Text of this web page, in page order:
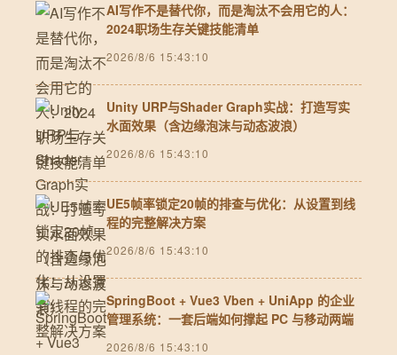
AI写作不是替代你，而是淘汰不会用它的人：
2024职场生存关键技能清单
2026/8/6 15:43:10
Unity URP与Shader Graph实战：打造写实
水面效果（含边缘泡沫与动态波浪）
2026/8/6 15:43:10
UE5帧率锁定20帧的排查与优化：从设置到线
程的完整解决方案
2026/8/6 15:43:10
SpringBoot + Vue3 Vben + UniApp 的企业
管理系统：一套后端如何撑起 PC 与移动两端
2026/8/6 15:43:10